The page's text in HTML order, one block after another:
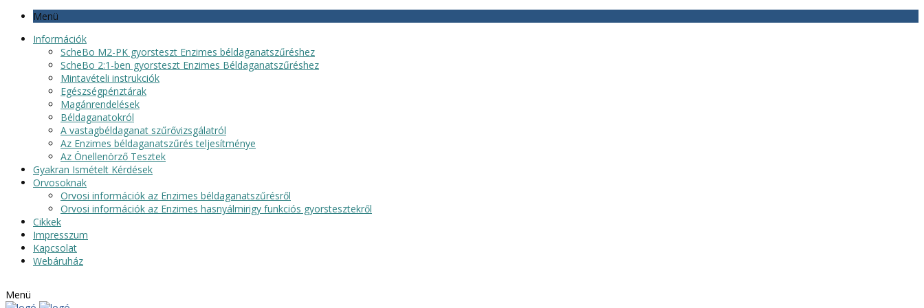
Menü
Információk
ScheBo M2-PK gyorsteszt Enzimes béldaganatszűréshez
ScheBo 2:1-ben gyorsteszt Enzimes Béldaganatszűréshez
Mintavételi instrukciók
Egészségpénztárak
Magánrendelések
Béldaganatokról
A vastagbéldaganat szűrővizsgálatról
Az Enzimes béldaganatszűrés teljesítménye
Az Önellenörző Tesztek
Gyakran Ismételt Kérdések
Orvosoknak
Orvosi információk az Enzimes béldaganatszűrésről
Orvosi információk az Enzimes hasnyálmirigy funkciós gyorstesztekről
Cikkek
Impresszum
Kapcsolat
Webáruház
Menü